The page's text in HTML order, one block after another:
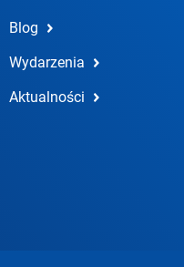
Blog
Wydarzenia
Aktualności